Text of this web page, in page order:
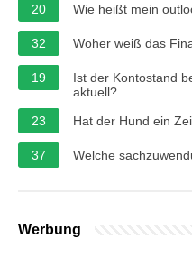
20 Wie heißt mein
32 Woher weiß das
19
Ist der Kontostand
aktuell?
23
Hat der Hund ein
37 Welche
Werbung